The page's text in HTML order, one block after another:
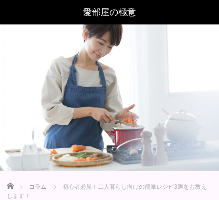
Home コラム
初心者必見！二人暮らし向けの簡単レシピ3選をお教え
します！